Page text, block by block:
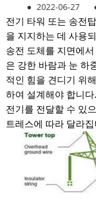
● 2022-06-27
전기 타워 또는 송전
을 지지하는 데 사용
송전 도체를 지면에
은 강한 바람과 눈 하
적인 힘을 견디기 위
하여 설계해야 합니
전기를 전달할 수 있
트레스에 따라 달라